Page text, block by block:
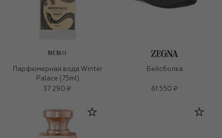
MEMO
Парфюмерная вода Winter
Palace (75ml)
37 290 ₽
Бейсболка
61 550 ₽